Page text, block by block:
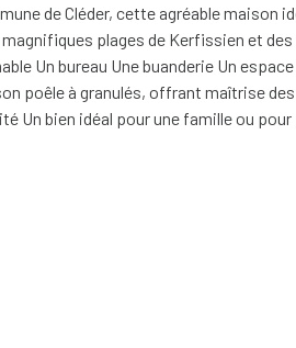
de Cléder, cette agréable
plages de Kerfissien et
Un bureau Une buanderie Un
poêle à granulés, offrant maîtrise
Un bien idéal pour une famille ou